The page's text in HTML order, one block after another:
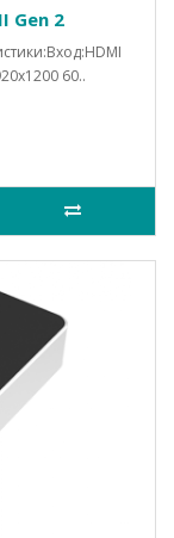
Gen 2
60..